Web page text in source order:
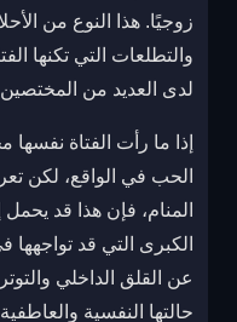
زوجيًا. هذا النوع من
والتطلعات التي تكنها
لدى العديد من
إذا ما رأت الفتاة
الحب في الواقع، لكن
المنام، فإن هذا قد
الكبرى التي قد تواجهها
عن القلق الداخلي
حالتها النفسية